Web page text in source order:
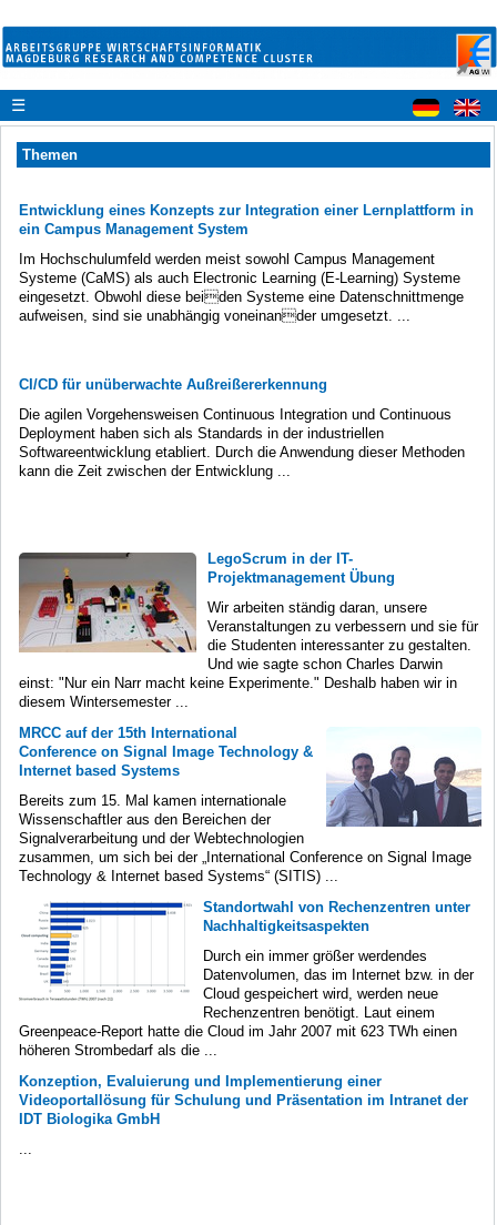
☰
Themen
Entwicklung eines Konzepts zur Integration einer Lernplattform in
ein Campus Management System
Im Hochschulumfeld werden meist sowohl Campus Management
Systeme (CaMS) als auch Electronic Learning (E-Learning) Systeme
eingesetzt. Obwohl diese beiden Systeme eine Datenschnittmenge
aufweisen, sind sie unabhängig voneinander umgesetzt. ...
CI/CD für unüberwachte Außreißererkennung
Die agilen Vorgehensweisen Continuous Integration und Continuous
Deployment haben sich als Standards in der industriellen
Softwareentwicklung etabliert. Durch die Anwendung dieser Methoden
kann die Zeit zwischen der Entwicklung ...
LegoScrum in der IT-
Projektmanagement Übung
Wir arbeiten ständig daran, unsere
Veranstaltungen zu verbessern und sie für
die Studenten interessanter zu gestalten.
Und wie sagte schon Charles Darwin
einst: "Nur ein Narr macht keine Experimente." Deshalb haben wir in
diesem Wintersemester ...
MRCC auf der 15th International
Conference on Signal Image Technology &
Internet based Systems
Bereits zum 15. Mal kamen internationale
Wissenschaftler aus den Bereichen der
Signalverarbeitung und der Webtechnologien
zusammen, um sich bei der „International Conference on Signal Image
Technology & Internet based Systems“ (SITIS) ...
Standortwahl von Rechenzentren unter
Nachhaltigkeitsaspekten
Durch ein immer größer werdendes
Datenvolumen, das im Internet bzw. in der
Cloud gespeichert wird, werden neue
Rechenzentren benötigt. Laut einem
Greenpeace-Report hatte die Cloud im Jahr 2007 mit 623 TWh einen
höheren Strombedarf als die ...
Konzeption, Evaluierung und Implementierung einer
Videoportallösung für Schulung und Präsentation im Intranet der
IDT Biologika GmbH